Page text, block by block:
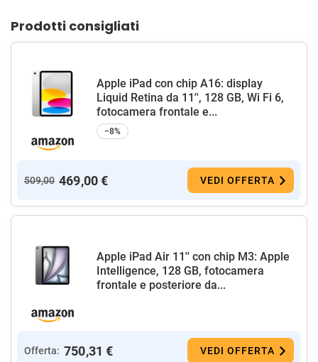
Prodotti consigliati
Apple iPad con chip A16: display
Liquid Retina da 11'', 128 GB, Wi Fi 6,
fotocamera frontale e...
−8%
509,00 469,00 € VEDI OFFERTA
Apple iPad Air 11'' con chip M3: Apple
Intelligence, 128 GB, fotocamera
frontale e posteriore da...
Offerta: 750,31 € VEDI OFFERTA